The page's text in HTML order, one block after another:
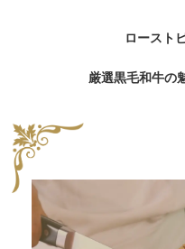
ロースト
厳選黒毛和牛の